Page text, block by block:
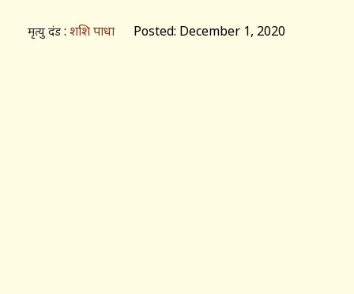
मृत्यु दंड : शशि पाधा Posted: December 1, 2020